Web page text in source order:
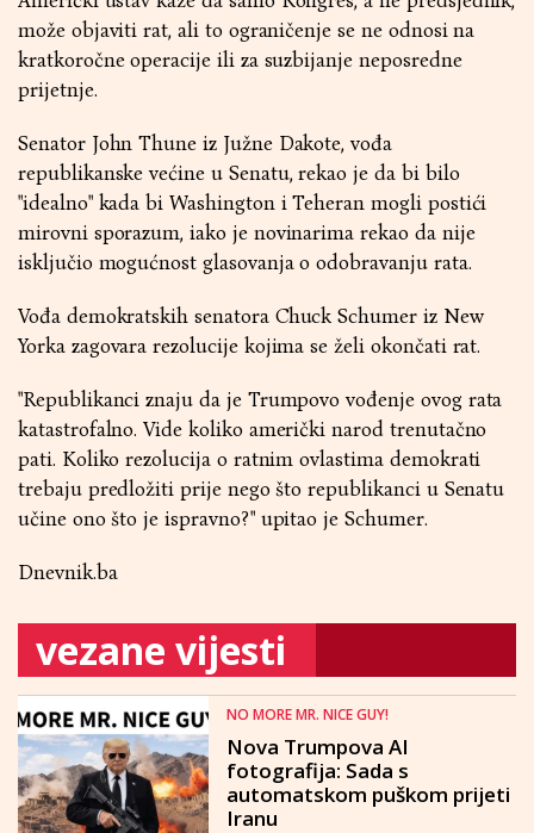
može objaviti rat, ali to ograničenje se ne odnosi na
kratkoročne operacije ili za suzbijanje neposredne
prijetnje.
Senator John Thune iz Južne Dakote, vođa
republikanske većine u Senatu, rekao je da bi bilo
"idealno" kada bi Washington i Teheran mogli postići
mirovni sporazum, iako je novinarima rekao da nije
isključio mogućnost glasovanja o odobravanju rata.
Vođa demokratskih senatora Chuck Schumer iz New
Yorka zagovara rezolucije kojima se želi okončati rat.
"Republikanci znaju da je Trumpovo vođenje ovog rata
katastrofalno. Vide koliko američki narod trenutačno
pati. Koliko rezolucija o ratnim ovlastima demokrati
trebaju predložiti prije nego što republikanci u Senatu
učine ono što je ispravno?" upitao je Schumer.
Dnevnik.ba
vezane vijesti
NO MORE MR. NICE GUY!
Nova Trumpova AI
fotografija: Sada s
automatskom puškom prijeti
Iranu